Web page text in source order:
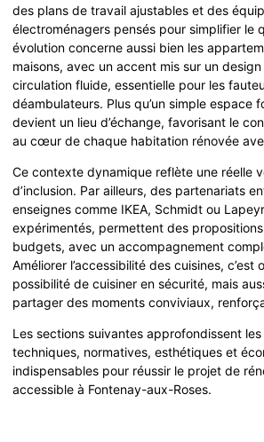
des plans de travail ajustables et des
électroménagers pensés pour simplifier le
évolution concerne aussi bien les
maisons, avec un accent mis sur un
circulation fluide, essentielle pour les
déambulateurs. Plus qu’un simple espace
devient un lieu d’échange, favorisant le
au cœur de chaque habitation rénovée
Ce contexte dynamique reflète une réelle
d’inclusion. Par ailleurs, des partenariats
enseignes comme IKEA, Schmidt ou
expérimentés, permettent des
budgets, avec un accompagnement
Améliorer l’accessibilité des cuisines, c’est
possibilité de cuisiner en sécurité, mais
partager des moments conviviaux,
Les sections suivantes approfondissent
techniques, normatives, esthétiques et
indispensables pour réussir le projet de
accessible à Fontenay-aux-Roses.